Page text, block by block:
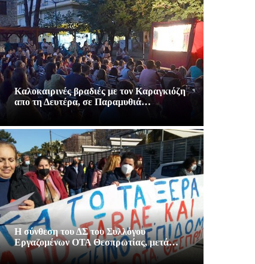
Καλοκαιρινές βραδιές με τον Καραγκιόζη
απο τη Δευτέρα, σε Παραμυθιά…
Η σύνθεση του ΔΣ του Συλλόγου
Εργαζομένων ΟΤΑ Θεσπρωτίας, μετά…